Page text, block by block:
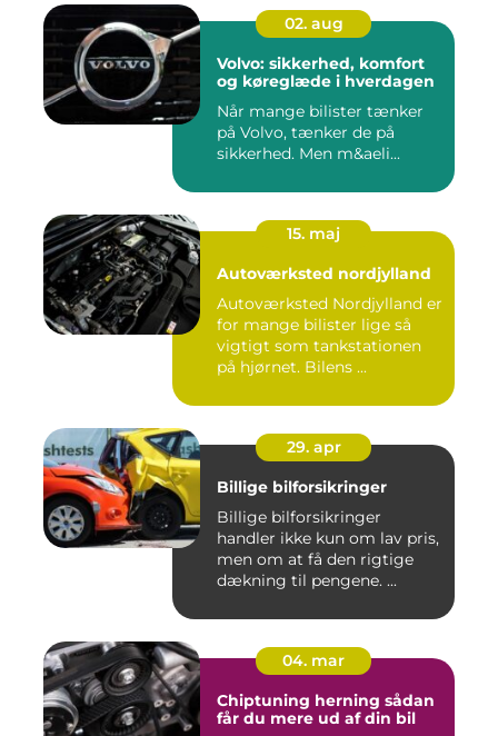
02. aug
Volvo: sikkerhed, komfort
og køreglæde i hverdagen
Når mange bilister tænker
på Volvo, tænker de på
sikkerhed. Men m&aeli...
15. maj
Autoværksted nordjylland
Autoværksted Nordjylland er
for mange bilister lige så
vigtigt som tankstationen
på hjørnet. Bilens ...
29. apr
Billige bilforsikringer
Billige bilforsikringer
handler ikke kun om lav pris,
men om at få den rigtige
dækning til pengene. ...
04. mar
Chiptuning herning sådan
får du mere ud af din bil